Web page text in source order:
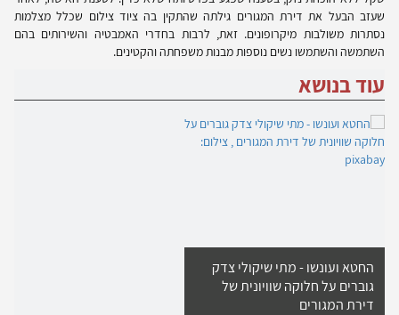
שעזב הבעל את דירת המגורים גילתה שהתקין בה ציוד צילום שכלל מצלמות
נסתרות משולבות מיקרופונים. זאת, לרבות בחדרי האמבטיה והשירותים בהם
השתמשה והשתמשו נשים נוספות מבנות משפחתה והקטינים.
עוד בנושא
החטא ועונשו - מתי שיקולי צדק
גוברים על חלוקה שוויונית של
דירת המגורים